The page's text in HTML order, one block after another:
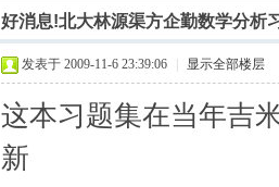
› ›
好消息!北大林源渠方企勤数学分析
发表于 2009-11-6 23:39:06 显示全部楼层
这本习题集在当年吉
新